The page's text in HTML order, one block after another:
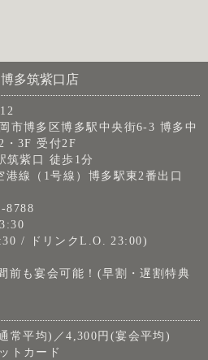
多筑紫口店
市博多区博多駅中央街6-3 博多中
・3F 受付2F
筑紫口 徒歩1分
港線（1号線）博多駅東2番出口
8788
/ ドリンクL.O. 23:00)
前も宴会可能！(早割・遅割特典
常平均)／4,300円(宴会平均)
トカード